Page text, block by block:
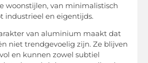
woonstijlen, van minimalistisch
industrieel en eigentijds.
van aluminium maakt dat
niet trendgevoelig zijn. Ze blijven
en kunnen zowel subtiel